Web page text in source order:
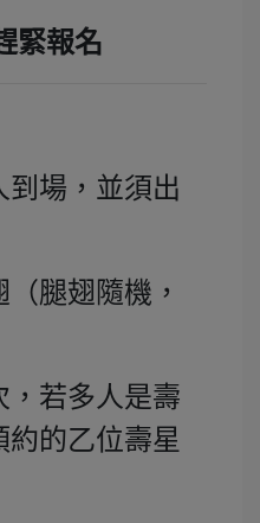
緊報名
到場，並須出
腿翅隨機，
，若多人是壽
的乙位壽星